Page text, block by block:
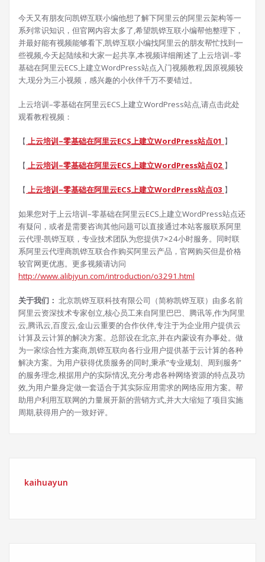
今天又有朋友问凯铧互联小编他想了解下阿里云的阿里云架构等一
系列常识知识，但官网内容太多了,希望凯铧互联小编帮他整理下，
并最好能有视频能够看下,凯铧互联小编找阿里云的朋友帮忙找到一
些视频,今天起陆续和大家一起共享,本视频详细阐述了上云培训–零
基础在阿里云ECS上建立WordPress站点入门视频教程,因原视频较
大,现分为三小视频，感兴趣的小伙伴千万不要错过。
上云培训–零基础在阿里云ECS上建立WordPress站点,请点击此处
观看教程视频：
【 上云培训–零基础在阿里云ECS上建立WordPress站点01 】
【 上云培训–零基础在阿里云ECS上建立WordPress站点02 】
【 上云培训–零基础在阿里云ECS上建立WordPress站点03 】
如果您对于上云培训–零基础在阿里云ECS上建立WordPress站点还
有疑问，或者是需要咨询其他问题可以直接通过本站客服联系阿里
云代理-凯铧互联，专业技术团队为您提供7×24小时服务。同时联
系阿里云代理商凯铧互联合作购买阿里云产品，官网购买但是价格
较官网更优惠。更多视频请访问
http://www.alibjyun.com/introduction/o3291.html
关于我们： 北京凯铧互联科技有限公司（简称凯铧互联）由多名前
阿里云资深技术专家创立,核心员工来自阿里巴巴、腾讯等,作为阿里
云,腾讯云,百度云,金山云重要的合作伙伴,专注于为企业用户提供云
计算及云计算的解决方案。总部设在北京,并在内蒙设有办事处。做
为一家综合性方案商,凯铧互联向各行业用户提供基于云计算的各种
解决方案。为用户获得优质服务的同时,秉承”专业规划、周到服务”
的服务理念,根据用户的实际情况,充分考虑各种网络资源的特点及功
效,为用户量身定做一套适合于其实际应用需求的网络应用方案。帮
助用户利用互联网的力量展开新的营销方式,并大大缩短了项目实施
周期,获得用户的一致好评。
kaihuayun